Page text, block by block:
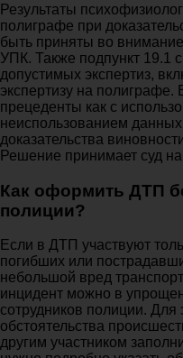
Результаты
полиграфе при
быть приняты во внимание
УПК. Также подпункт 19.1
допустимых экспертиз,
экспертизу на полиграфе.
прецеденты как с
неиспользованием
доказательства
Решение принимает суд
Как оформить ДТП
полиции?
Если в ДТП участвуют
погибших или
небольшой вред
инцидент можно в
сотрудников полиции. Для
обстоятельства
другим участником